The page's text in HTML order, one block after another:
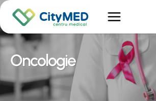
Skip
content
Oncologie